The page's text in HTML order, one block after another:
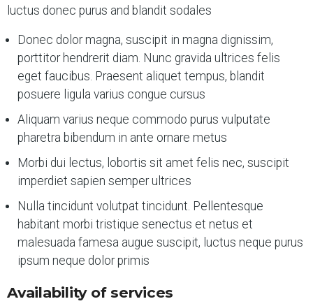
luctus donec purus and blandit sodales
Donec dolor magna, suscipit in magna dignissim,
porttitor hendrerit diam. Nunc gravida ultrices felis
eget faucibus. Praesent aliquet tempus, blandit
posuere ligula varius congue cursus
Aliquam varius neque commodo purus vulputate
pharetra bibendum in ante ornare metus
Morbi dui lectus, lobortis sit amet felis nec, suscipit
imperdiet sapien semper ultrices
Nulla tincidunt volutpat tincidunt. Pellentesque
habitant morbi tristique senectus et netus et
malesuada famesa augue suscipit, luctus neque purus
ipsum neque dolor primis
Availability of services